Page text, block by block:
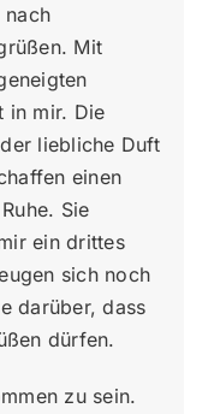
Mit
in mir. Die
liebliche Duft
einen
Sie
ein drittes
sich noch
darüber, dass
dürfen.
zu sein.